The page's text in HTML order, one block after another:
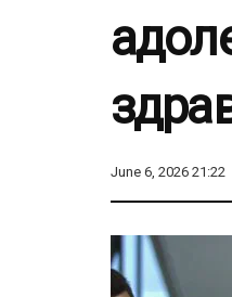
June 6, 2026 21:22